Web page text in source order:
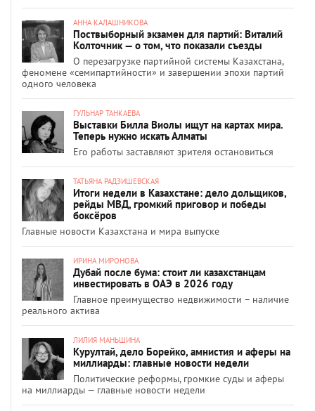
АННА КАЛАШНИКОВА
Поствыборный экзамен для партий: Виталий
Колточник — о том, что показали съезды
О перезагрузке партийной системы Казахстана,
феномене «семипартийности» и завершении эпохи партий
одного человека
ГУЛЬНАР ТАНКАЕВА
Выставки Билла Виолы ищут на картах мира.
Теперь нужно искать Алматы
Его работы заставляют зрителя остановиться
ТАТЬЯНА РАДЗИШЕВСКАЯ
Итоги недели в Казахстане: дело дольщиков,
рейды МВД, громкий приговор и победы
боксёров
Главные новости Казахстана и мира выпуске
ИРИНА МИРОНОВА
Дубай после бума: стоит ли казахстанцам
инвестировать в ОАЭ в 2026 году
Главное преимущество недвижимости – наличие
реального актива
ЛИЛИЯ МАНЬШИНА
Курултай, дело Борейко, амнистия и аферы на
миллиарды: главные новости недели
Политические реформы, громкие суды и аферы
на миллиарды — главные новости недели